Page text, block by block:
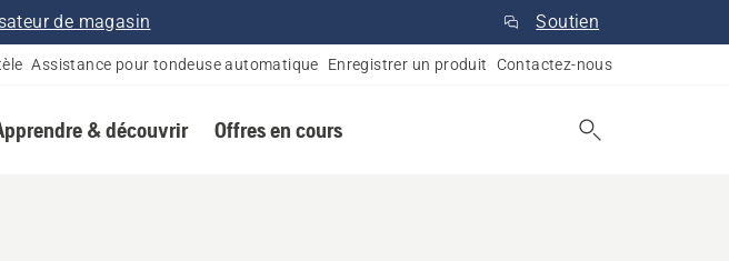
de magasin Soutien
Assistance pour tondeuse automatique Enregistrer un produit Contactez-nous
& découvrir Offres en cours